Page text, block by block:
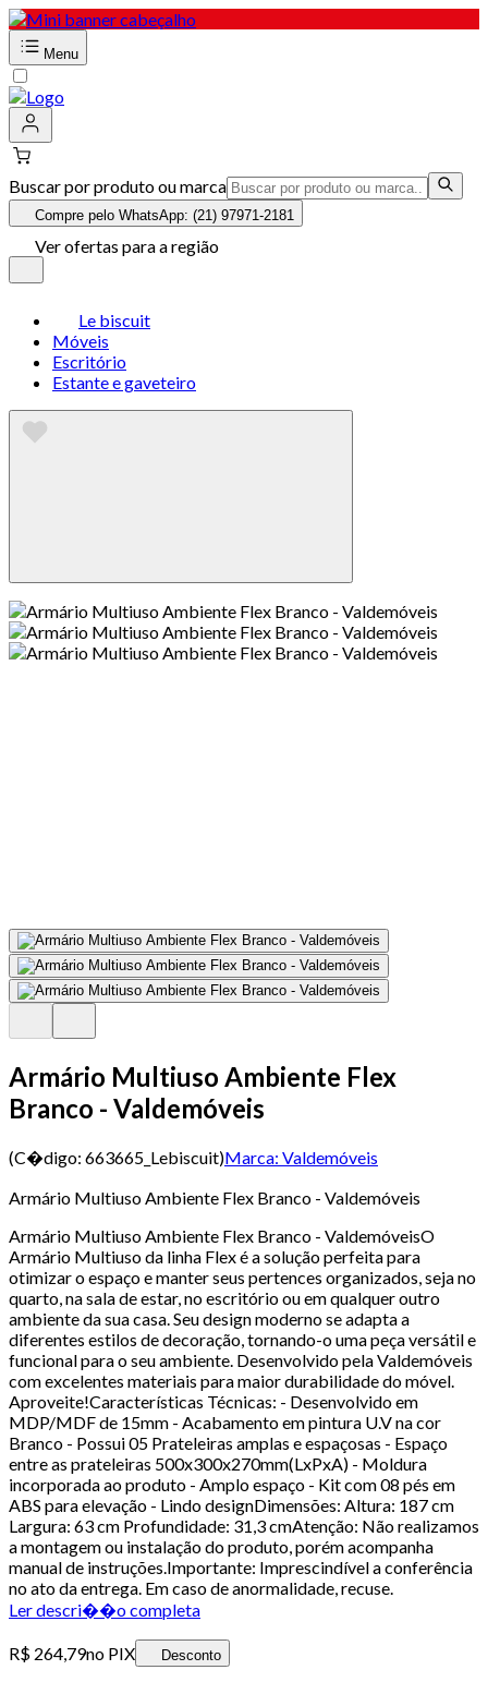
Menu
Buscar por produto ou marca
Compre pelo WhatsApp: (21) 97971-2181
Ver ofertas para a região
Le biscuit
Móveis
Escritório
Estante e gaveteiro
Armário Multiuso Ambiente Flex
Branco - Valdemóveis
(C�digo: 663665_Lebiscuit)Marca: Valdemóveis
Armário Multiuso Ambiente Flex Branco - Valdemóveis
Armário Multiuso Ambiente Flex Branco - ValdemóveisO
Armário Multiuso da linha Flex é a solução perfeita para
otimizar o espaço e manter seus pertences organizados, seja no
quarto, na sala de estar, no escritório ou em qualquer outro
ambiente da sua casa. Seu design moderno se adapta a
diferentes estilos de decoração, tornando-o uma peça versátil e
funcional para o seu ambiente. Desenvolvido pela Valdemóveis
com excelentes materiais para maior durabilidade do móvel.
Aproveite!Características Técnicas: - Desenvolvido em
MDP/MDF de 15mm - Acabamento em pintura U.V na cor
Branco - Possui 05 Prateleiras amplas e espaçosas - Espaço
entre as prateleiras 500x300x270mm(LxPxA) - Moldura
incorporada ao produto - Amplo espaço - Kit com 08 pés em
ABS para elevação - Lindo designDimensões: Altura: 187 cm
Largura: 63 cm Profundidade: 31,3 cmAtenção: Não realizamos
a montagem ou instalação do produto, porém acompanha
manual de instruções.Importante: Imprescindível a conferência
no ato da entrega. Em caso de anormalidade, recuse.
Ler descri��o completa
R$ 264,79no PIX Desconto